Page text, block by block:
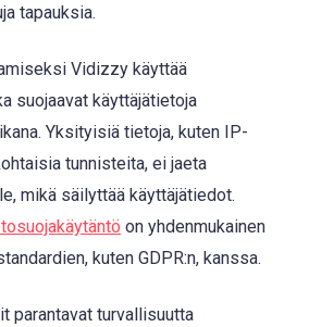
tapauksia.
Vidizzy käyttää
suojaavat käyttäjätietoja
Yksityisiä tietoja, kuten IP-
tunnisteita, ei jaeta
mikä säilyttää käyttäjätiedot.
on yhdenmukainen
kuten GDPR:n, kanssa.
parantavat turvallisuutta